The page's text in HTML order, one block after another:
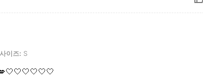
S
사이즈: S